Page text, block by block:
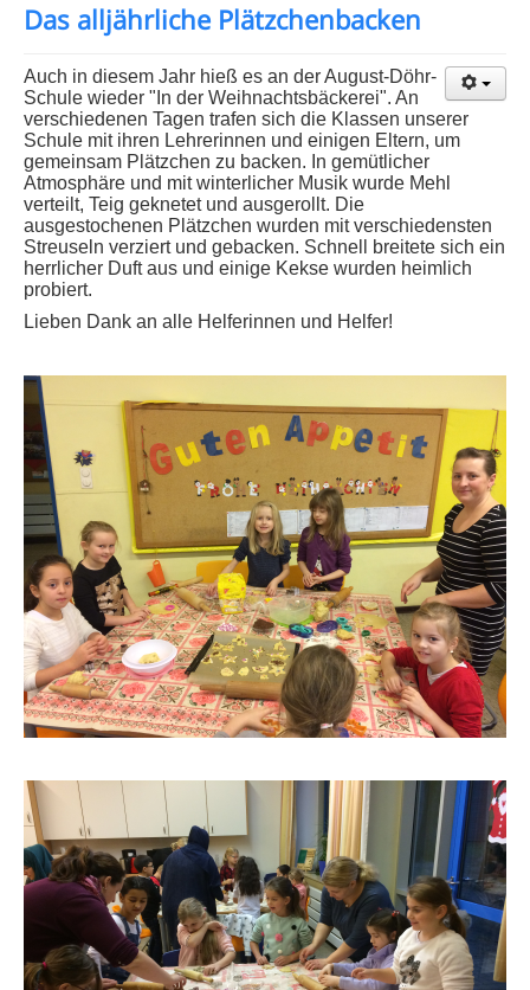
Das alljährliche Plätzchenbacken
Auch in diesem Jahr hieß es an der August-Döhr-
Schule wieder "In der Weihnachtsbäckerei". An
verschiedenen Tagen trafen sich die Klassen unserer
Schule mit ihren Lehrerinnen und einigen Eltern, um
gemeinsam Plätzchen zu backen. In gemütlicher
Atmosphäre und mit winterlicher Musik wurde Mehl
verteilt, Teig geknetet und ausgerollt. Die
ausgestochenen Plätzchen wurden mit verschiedensten
Streuseln verziert und gebacken. Schnell breitete sich ein
herrlicher Duft aus und einige Kekse wurden heimlich
probiert.
Lieben Dank an alle Helferinnen und Helfer!